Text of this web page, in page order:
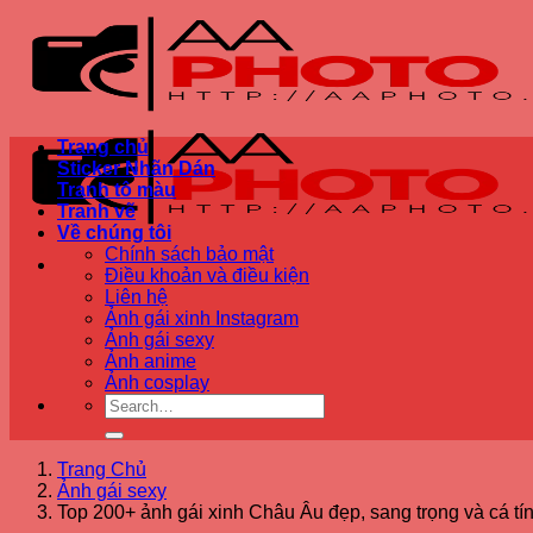
qua
dung
Trang chủ
Sticker Nhãn Dán
Tranh tô màu
Tranh vẽ
Về chúng tôi
Chính sách bảo mật
Điều khoản và điều kiện
Liên hệ
Ảnh gái xinh Instagram
Ảnh gái sexy
Ảnh anime
Ảnh cosplay
Trang Chủ
Ảnh gái sexy
Top 200+ ảnh gái xinh Châu Âu đẹp, sang trọng và cá